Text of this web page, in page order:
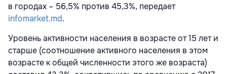
в городах – 56,5% против 45,3%, передает
infomarket.md.
Уровень активности населения в возрасте от 15 лет и
старше (соотношение активного населения в этом
возрасте к общей численности этого же возраста)